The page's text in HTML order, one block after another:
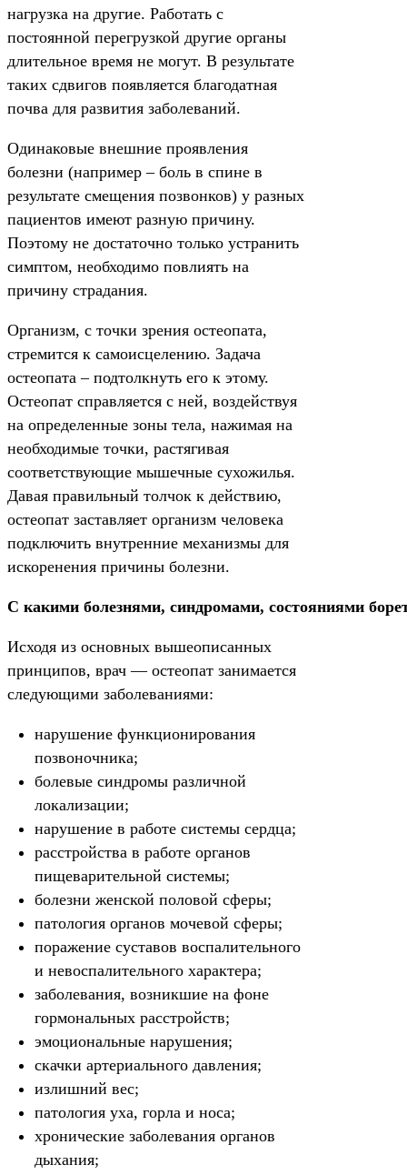
нагрузка на другие. Работать с
постоянной перегрузкой другие органы
длительное время не могут. В результате
таких сдвигов появляется благодатная
почва для развития заболеваний.
Одинаковые внешние проявления
болезни (например – боль в спине в
результате смещения позвонков) у разных
пациентов имеют разную причину.
Поэтому не достаточно только устранить
симптом, необходимо повлиять на
причину страдания.
Организм, с точки зрения остеопата,
стремится к самоисцелению. Задача
остеопата – подтолкнуть его к этому.
Остеопат справляется с ней, воздействуя
на определенные зоны тела, нажимая на
необходимые точки, растягивая
соответствующие мышечные сухожилья.
Давая правильный толчок к действию,
остеопат заставляет организм человека
подключить внутренние механизмы для
искоренения причины болезни.
С какими болезнями, синдромами, состояниями
Исходя из основных вышеописанных
принципов, врач — остеопат занимается
следующими заболеваниями:
нарушение функционирования
позвоночника;
болевые синдромы различной
локализации;
нарушение в работе системы сердца;
расстройства в работе органов
пищеварительной системы;
болезни женской половой сферы;
патология органов мочевой сферы;
поражение суставов воспалительного
и невоспалительного характера;
заболевания, возникшие на фоне
гормональных расстройств;
эмоциональные нарушения;
скачки артериального давления;
излишний вес;
патология уха, горла и носа;
хронические заболевания органов
дыхания;